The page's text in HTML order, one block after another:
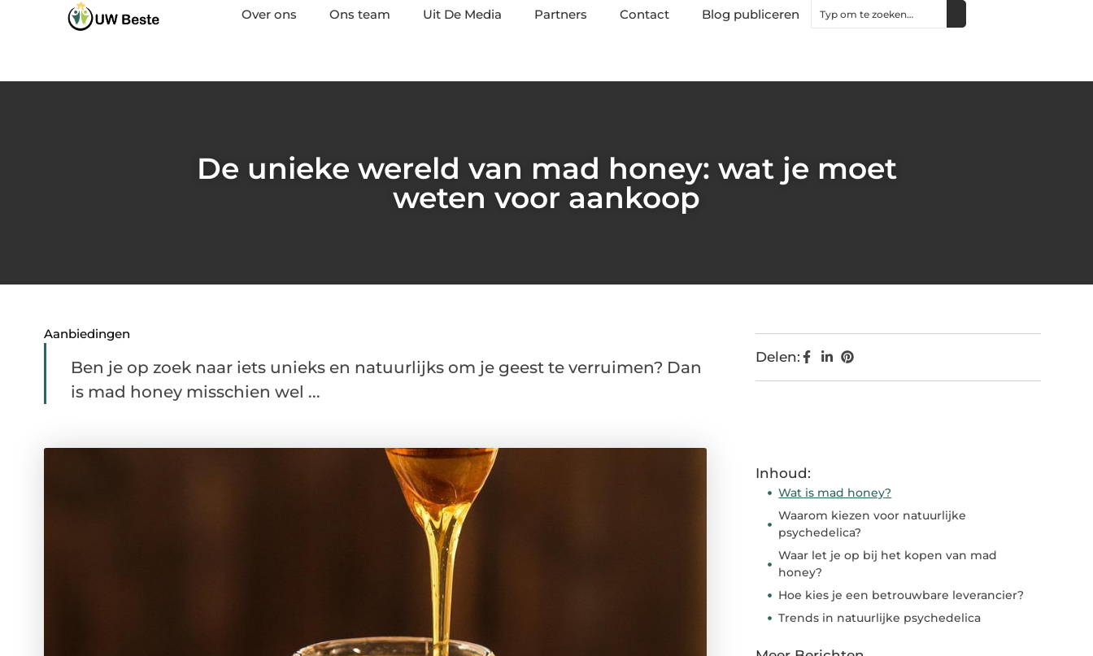
Over ons Ons team Uit De Media Partners Contact Blog publiceren
De unieke wereld van mad honey: wat je moet
weten voor aankoop
Aanbiedingen
Ben je op zoek naar iets unieks en natuurlijks om je geest te verruimen? Dan
is mad honey misschien wel ...
Delen:
Inhoud:
Wat is mad honey?
Waarom kiezen voor natuurlijke
psychedelica?
Waar let je op bij het kopen van mad
honey?
Hoe kies je een betrouwbare leverancier?
Trends in natuurlijke psychedelica